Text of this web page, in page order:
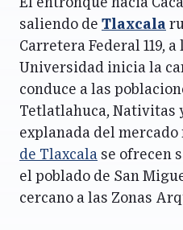
El entronque hacia
saliendo de Tlaxcala
Carretera Federal 119,
Universidad inicia la
conduce a las
Tetlatlahuca, Nativitas
explanada del
de Tlaxcala se ofrecen
el poblado de San
cercano a las Zonas